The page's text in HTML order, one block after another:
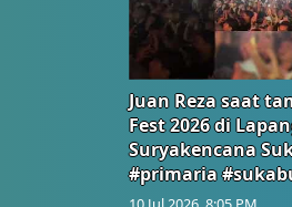
Juan Reza saat
Fest 2026 di
Suryakencana
#primaria